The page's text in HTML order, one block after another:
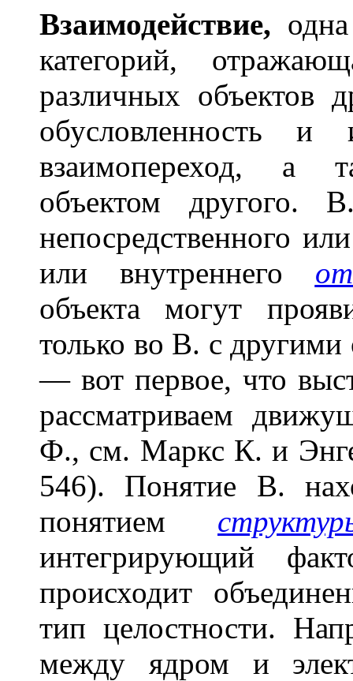
Взаимодействие,
категорий,
различных объектов
обусловленность и
взаимопереход, а
объектом другого.
непосредственного
или внутреннего
объекта могут
только во В. с
— вот первое, что
рассматриваем
Ф., см. Маркс К. и
546). Понятие В.
понятием
интегрирующий
происходит
тип целостности.
между ядром и